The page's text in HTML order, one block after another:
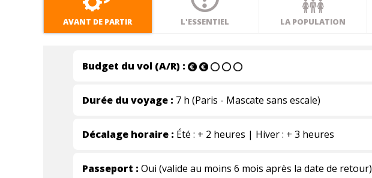
AVANT DE PARTIR L'ESSENTIEL LA POPULATION
Budget du vol (A/R) :
Durée du voyage : 7 h (Paris - Mascate sans escale)
Décalage horaire : Été : + 2 heures | Hiver : + 3 heures
Passeport : Oui (valide au moins 6 mois après la date de retour)